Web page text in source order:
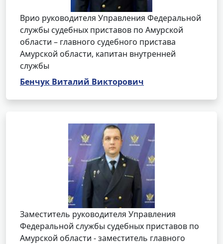
Врио руководителя Управления Федеральной
службы судебных приставов по Амурской
области – главного судебного пристава
Амурской области, капитан внутренней
службы
Бенчук Виталий Викторович
Заместитель руководителя Управления
Федеральной службы судебных приставов по
Амурской области - заместитель главного